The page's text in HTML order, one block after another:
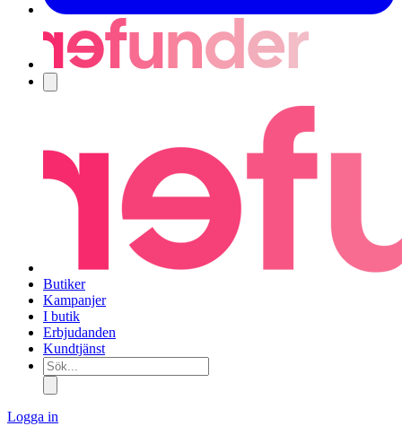
Butiker
Kampanjer
I butik
Erbjudanden
Kundtjänst
Sök...
Logga in